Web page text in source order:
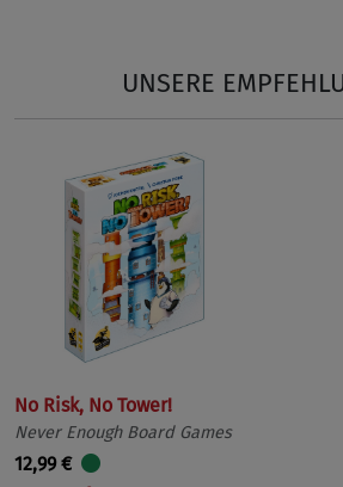
UNSERE
No Risk, No Tower!
Never Enough Board Games
12,99 €